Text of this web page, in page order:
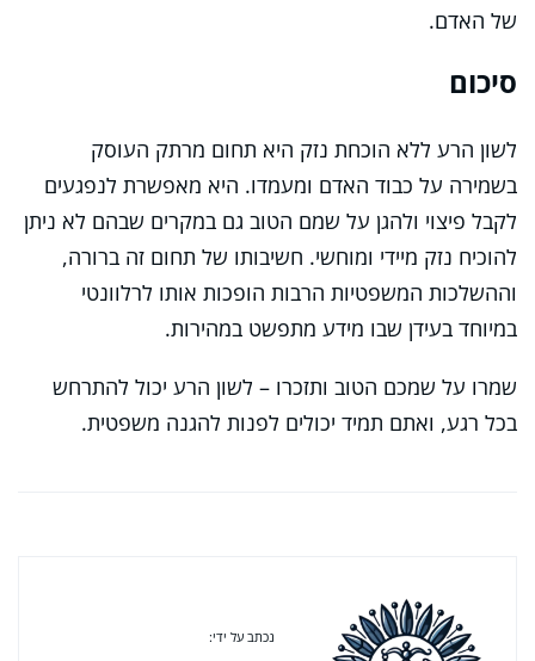
של האדם.
סיכום
לשון הרע ללא הוכחת נזק היא תחום מרתק העוסק
בשמירה על כבוד האדם ומעמדו. היא מאפשרת לנפגעים
לקבל פיצוי ולהגן על שמם הטוב גם במקרים שבהם לא ניתן
להוכיח נזק מיידי ומוחשי. חשיבותו של תחום זה ברורה,
וההשלכות המשפטיות הרבות הופכות אותו לרלוונטי
במיוחד בעידן שבו מידע מתפשט במהירות.
שמרו על שמכם הטוב ותזכרו – לשון הרע יכול להתרחש
בכל רגע, ואתם תמיד יכולים לפנות להגנה משפטית.
נכתב על ידי: